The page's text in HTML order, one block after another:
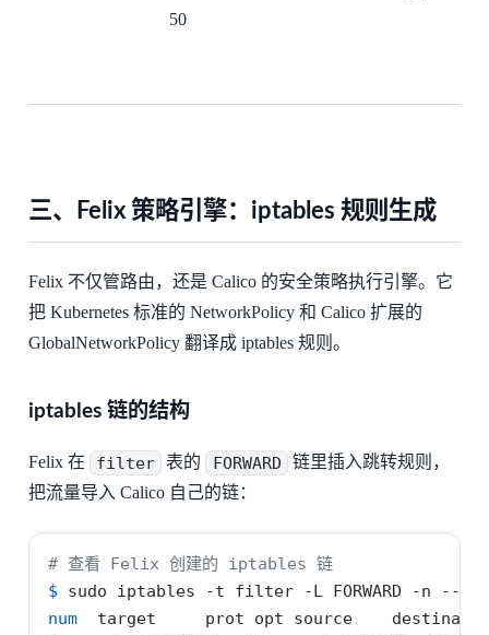
50
三、Felix 策略引擎：iptables 规则生成
Felix 不仅管路由，还是 Calico 的安全策略执行引擎。它
把 Kubernetes 标准的 NetworkPolicy 和 Calico 扩展的
GlobalNetworkPolicy 翻译成 iptables 规则。
iptables 链的结构
Felix 在 filter 表的 FORWARD
链里插入跳转规则，
把流量导入 Calico 自己的链：
# 查看 Felix 创建的 iptables 链
$ sudo iptables -t filter -L FORWARD -n
--
num
target     prot opt source